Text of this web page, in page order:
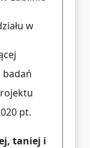
w
pt.
taniej i